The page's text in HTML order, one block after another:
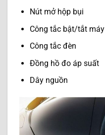
Nút mở hộp bụi
Công tắc bật/tắt máy
Công tắc đèn
Đồng hồ đo áp suất
Dây nguồn